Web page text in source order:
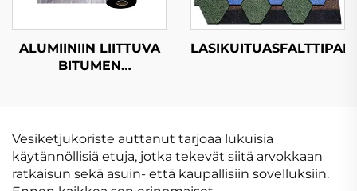
ALUMIINIIN LIITTUVA
BITUMEN
Vesiketjukoriste auttanut tarjoaa lukuisia
käytännöllisiä etuja, jotka tekevät siitä arvokkaan
ratkaisun sekä asuin- että kaupallisiin sovelluksiin.